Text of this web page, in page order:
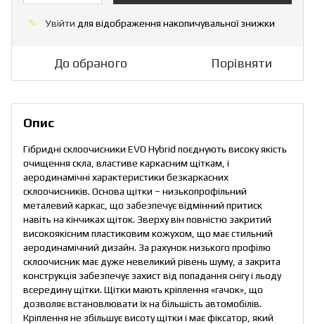
% Увійти для відображення накопичувальної знижки
До обраного Порівняти
Опис
Гібридні склоочисники EVO Hybrid поєднують високу якість
очищення скла, властиве каркасним щіткам, і
аеродинамічні характеристики безкаркасних
склоочисників. Основа щітки – низькопрофільний
металевий каркас, що забезпечує відмінний притиск
навіть на кінчиках щіток. Зверху він повністю закритий
високоякісним пластиковим кожухом, що має стильний
аеродинамічний дизайн. За рахунок низького профілю
склоочисник має дуже невеликий рівень шуму, а закрита
конструкція забезпечує захист від попадання снігу і льоду
всередину щітки. Щітки мають кріплення «гачок», що
дозволяє встановлювати їх на більшість автомобілів.
Кріплення не збільшує висоту щітки і має фіксатор, який